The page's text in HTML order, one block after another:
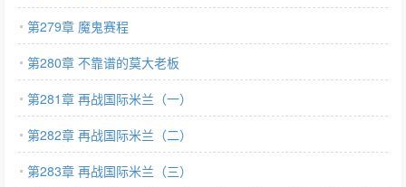
第279章 魔鬼赛程
第280章 不靠谱的莫大老板
第281章 再战国际米兰（一）
第282章 再战国际米兰（二）
第283章 再战国际米兰（三）